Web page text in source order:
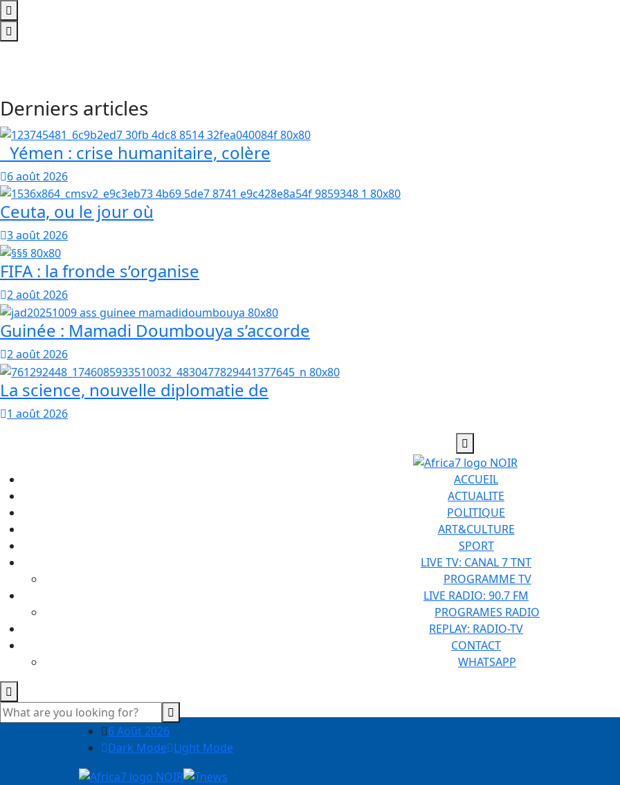
Derniers articles
Yémen : crise humanitaire, colère
6 août 2026
Ceuta, ou le jour où
3 août 2026
FIFA : la fronde s’organise
2 août 2026
Guinée : Mamadi Doumbouya s’accorde
2 août 2026
La science, nouvelle diplomatie de
1 août 2026
ACCUEIL
ACTUALITE
POLITIQUE
ART&CULTURE
SPORT
LIVE TV: CANAL 7 TNT
PROGRAMME TV
LIVE RADIO: 90.7 FM
PROGRAMES RADIO
REPLAY: RADIO-TV
CONTACT
WHATSAPP
6 Août 2026
Dark Mode Light Mode